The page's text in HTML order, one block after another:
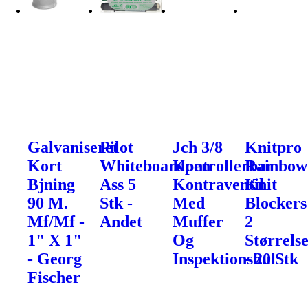
Galvaniseret
Kort
Bjning
90 M.
Mf/Mf -
1" X 1"
- Georg
Fischer
Pilot
Whiteboardpen
Ass 5
Stk -
Andet
Jch 3/8
Kontrollerbar
Kontraventil
Med
Muffer
Og
Inspektionshul
Knitpro
Rainbow
Knit
Blockers
2
- 20 Stk